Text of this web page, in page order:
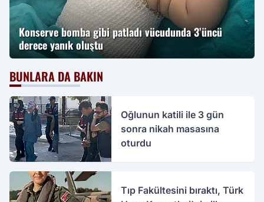
Konserve bomba gibi patladı vücudunda 3’üncü
derece yanık oluştu
BUNLARA DA BAKIN
Oğlunun katili ile 3 gün
sonra nikah masasına
oturdu
Tıp Fakültesini bıraktı, Türk